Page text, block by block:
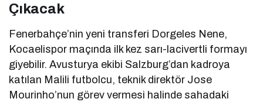
Çıkacak
Fenerbahçe’nin yeni transferi Dorgeles Nene,
Kocaelispor maçında ilk kez sarı-lacivertli formayı
giyebilir. Avusturya ekibi Salzburg’dan kadroya
katılan Malili futbolcu, teknik direktör Jose
Mourinho’nun görev vermesi halinde sahadaki